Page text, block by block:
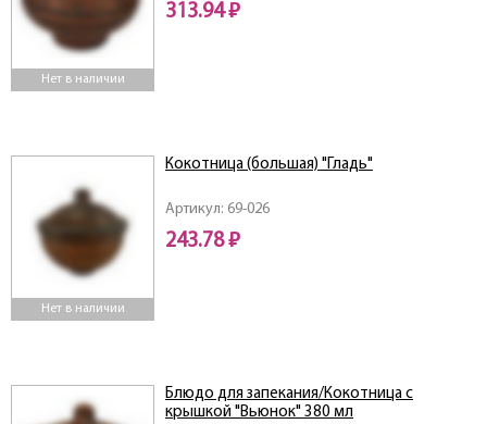
Нет в наличии
313.94 ₽
Нет в наличии
Артикул: 69-026
Кокотница (большая) "Гладь"
243.78 ₽
Блюдо для запекания/Кокотница с
крышкой "Вьюнок" 380 мл